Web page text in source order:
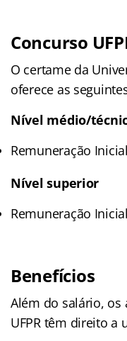
Concurso
O certame da
oferece as
Nível médio/
Remuneração
Nível superior
Remuneração
Benefícios
Além do salário, os
UFPR têm direito a